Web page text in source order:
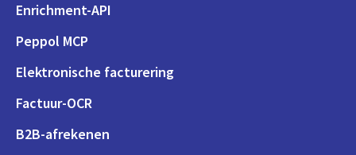
Enrichment-API
Peppol MCP
Elektronische facturering
Factuur-OCR
B2B-afrekenen